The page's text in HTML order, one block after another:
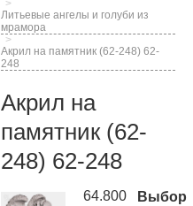
Литьевые ангелы и голуби из
мрамора
Акрил на памятник (62-248) 62-
248
Акрил на
памятник (62-
248) 62-248
64.800
Выбор